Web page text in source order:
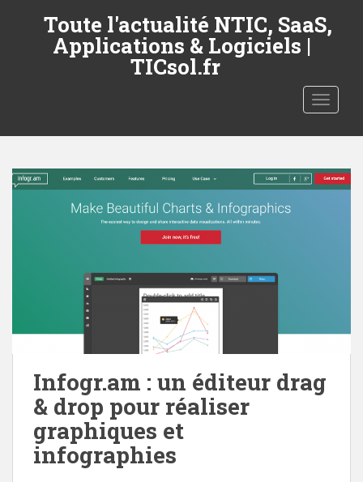
a
Toute l'actualité NTIC, SaaS,
Applications & Logiciels |
TICsol.fr
Infogr.am : un éditeur drag
& drop pour réaliser
graphiques et
infographies